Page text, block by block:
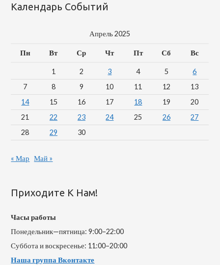
Календарь Событий
Апрель 2025
Пн Вт Ср Чт Пт Сб Вс
1 2 3 4 5
6
7
8 9 10 11 12
13
14
15 16 17 18 19
20
21
22 23 24 25 26
27
28
29 30
« Мар Май »
Приходите К Нам!
Часы работы
Понедельник—пятница: 9:00–22:00
Суббота и воскресенье: 11:00–20:00
Наша группа Вконтакте